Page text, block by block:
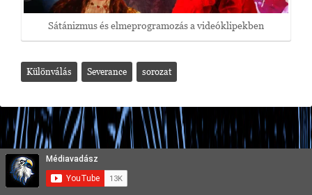
Sátánizmus és elmeprogramozás a videóklipekben
Különválás Severance sorozat